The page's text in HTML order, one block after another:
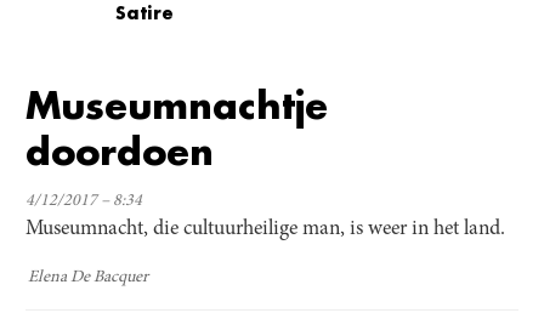
Satire
Museumnachtje
doordoen
4/12/2017 – 8:34
Museumnacht, die cultuurheilige man, is weer in het land.
Elena De Bacquer